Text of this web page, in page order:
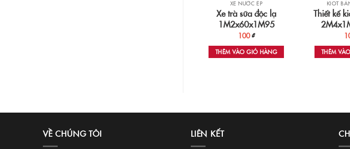
XE NƯỚC ÉP
Xe trà sữa độc lạ
1M2x60x1M95
100₫
THÊM VÀO GIỎ HÀNG
KIOT
Thiết kế
THÊM
VỀ CHÚNG TÔI LIÊN KẾT